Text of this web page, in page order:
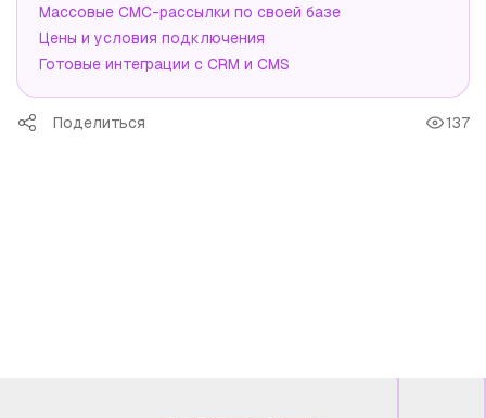
Массовые СМС-рассылки по своей базе
Цены и условия подключения
Готовые интеграции с CRM и CMS
Поделиться 137